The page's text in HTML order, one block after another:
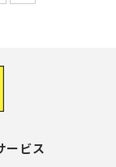
ービス